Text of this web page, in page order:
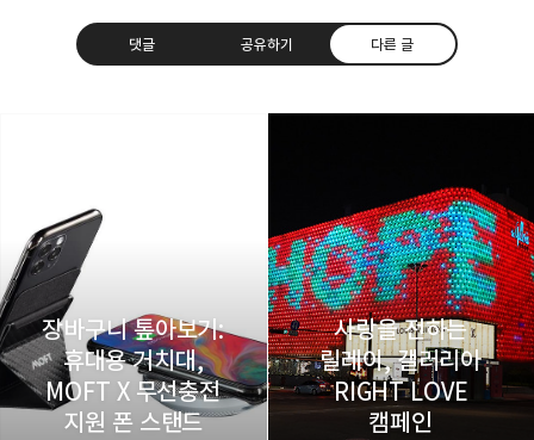
댓글 공유하기 다른 글
다방면의 깊은 관심과 얕은 이해도를 갖춘 보편적
비주류이자 진화하는 영원한 주변인.
구독하기
구독하기 라인 트위터
카카오스토리 밴드 네이버 블로그
장바구니 톺아보기:
휴대용 거치대,
MOFT X 무선충전
지원 폰 스탠드
사랑을 전하는
릴레이, 갤러리아
RIGHT LOVE
캠페인